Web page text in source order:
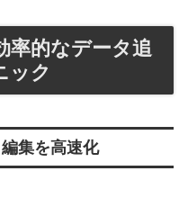
率的なデータ追
ック
集を高速化